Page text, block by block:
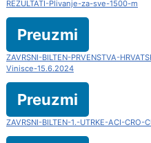
REZULTATI-Plivanje-za-sve-1500-m
Preuzmi
ZAVRSNI-BILTEN-PRVENSTVA-
Vinisce-15.6.2024
Preuzmi
ZAVRSNI-BILTEN-1.-UTRKE-ACI-